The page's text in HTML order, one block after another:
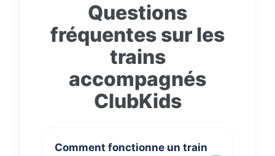
Questions
fréquentes sur les
trains
accompagnés
ClubKids
Comment fonctionne un train